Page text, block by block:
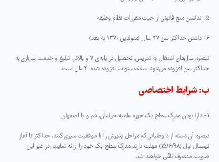
۵- نداشتن منع قانونی از حیث مقررات نظام وظیفه
۶- داشتن حداکثر سن ۲۷ سال (متولدین ۱۳۷۰ به بعد)
تبصره: سال‌های اشتغال به تدریس، تحصیل در پایه‌ی ۷ و بالاتر، تبلیغ و خدمت سربازی به
حداکثر سن افزوده می‌شود. سقف سنوات افزوده شده، ۴سال است.
ب: شرایط اختصاصی
۱- دارا بودن مدرک سطح یک حوزه علمیه خراسان، قم و یا اصفهان
تبصره: آن دسته از داوطلبانی که مراحل پذیرش را با موفقیت سپری کنند، حداکثر تا آغاز
نیمسال اول (۱۵/۶/۹۸) مهلت دارند مدرک سطح یک خود را ارائه نمایند؛ در غیر این
صورت، منصرف تلقّی خواهند شد.